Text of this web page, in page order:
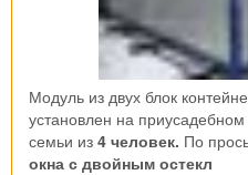
Модуль из двух блок
установлен на
семьи из 4 человек. По
окна с двойным остекл